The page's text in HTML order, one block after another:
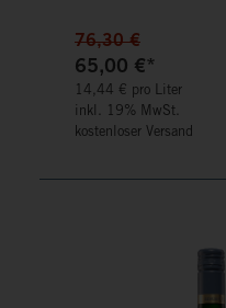
in Hochform: Der
Ananas kontrastiert
– aufregend lebendig.
76,30 €
65,00 €*
14,44 € pro Liter
inkl. 19% MwSt.
kostenloser Versand